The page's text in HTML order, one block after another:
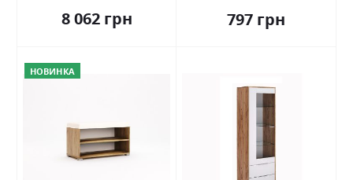
8 062 грн 797 грн
НОВИНКА